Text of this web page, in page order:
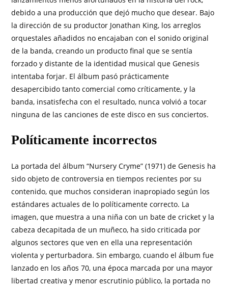
debido a una producción que dejó mucho que desear. Bajo
la dirección de su productor Jonathan King, los arreglos
orquestales añadidos no encajaban con el sonido original
de la banda, creando un producto final que se sentía
forzado y distante de la identidad musical que Genesis
intentaba forjar. El álbum pasó prácticamente
desapercibido tanto comercial como críticamente, y la
banda, insatisfecha con el resultado, nunca volvió a tocar
ninguna de las canciones de este disco en sus conciertos.
Políticamente incorrectos
La portada del álbum “Nursery Cryme” (1971) de Genesis ha
sido objeto de controversia en tiempos recientes por su
contenido, que muchos consideran inapropiado según los
estándares actuales de lo políticamente correcto. La
imagen, que muestra a una niña con un bate de cricket y la
cabeza decapitada de un muñeco, ha sido criticada por
algunos sectores que ven en ella una representación
violenta y perturbadora. Sin embargo, cuando el álbum fue
lanzado en los años 70, una época marcada por una mayor
libertad creativa y menor escrutinio público, la portada no